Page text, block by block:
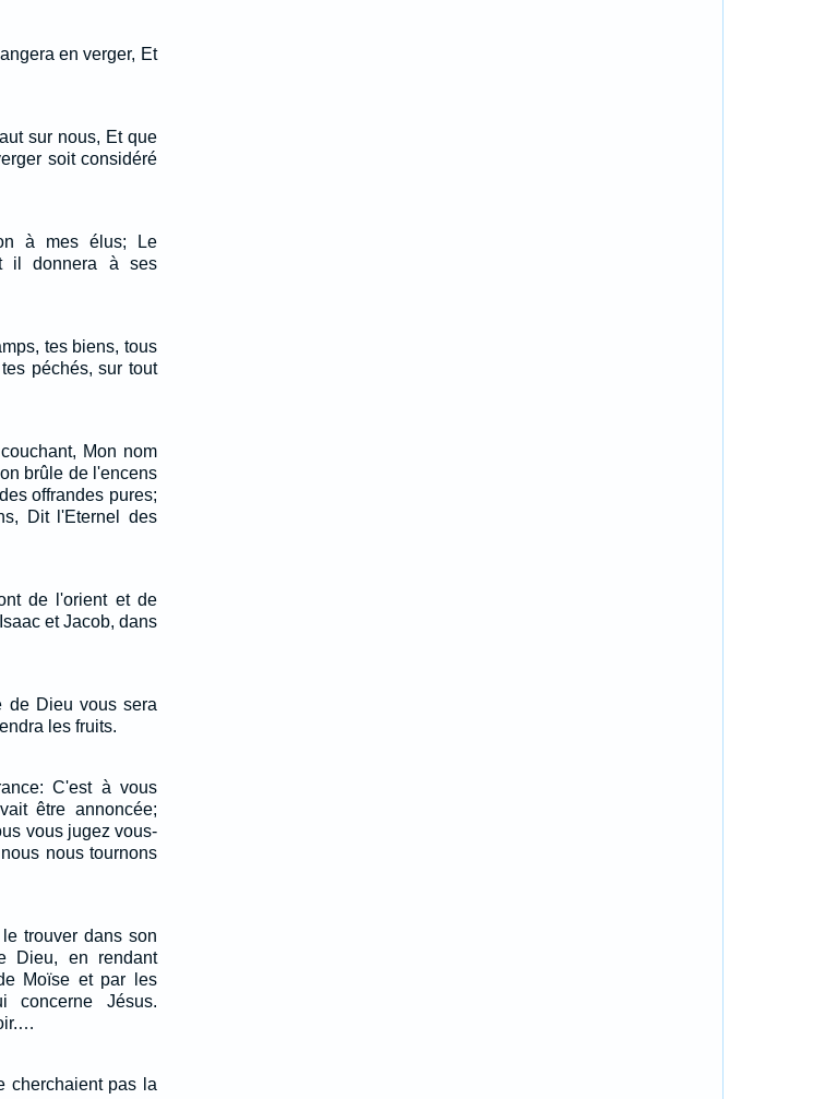
en verger, Et
sur nous, Et que
soit considéré
à mes élus; Le
il donnera à ses
tes biens, tous
péchés, sur tout
Mon nom
brûle de l'encens
offrandes pures;
Dit l'Eternel des
de l'orient et de
et Jacob, dans
de Dieu vous sera
les fruits.
C'est à vous
être annoncée;
vous jugez vous-
nous tournons
trouver dans son
Dieu, en rendant
Moïse et par les
concerne Jésus.
cherchaient pas la